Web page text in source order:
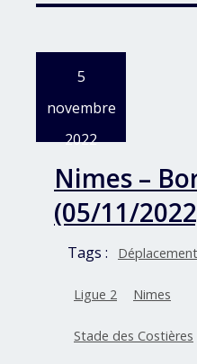
5
novembre
2022
Nimes –
(05/11/
Tags :
Ligue 2 Nimes
Stade des Costières